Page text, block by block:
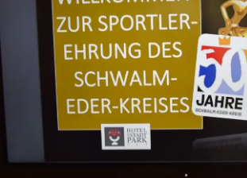
Hersfeld-Rotenburg
Hochtaunus
Lahn-Dill
Limburg-Weilburg
Main-Kinzig und Stadt Hanau
Baseball & Softball
Basketball
Behinderten- und Rehabilitations-
Dt. Olympische Gesellschaft
Hochschulsport
Kneipp-Bund Hessen
Naturfreunde Hessen